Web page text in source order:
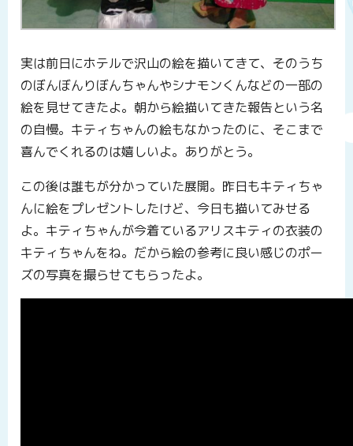
実は前日にホテルで沢山の絵を描いてきて、そのうち
のぼんぼんりぼんちゃんやシナモンくんなどの一部の
絵を見せてきたよ。朝から絵描いてきた報告という名
の自慢。キティちゃんの絵もなかったのに、そこまで
喜んでくれるのは嬉しいよ。ありがとう。
この後は誰もが分かっていた展開。昨日もキティちゃ
んに絵をプレゼントしたけど、今日も描いてみせる
よ。キティちゃんが今着ているアリスキティの衣装の
キティちゃんをね。だから絵の参考に良い感じのポー
ズの写真を撮らせてもらったよ。